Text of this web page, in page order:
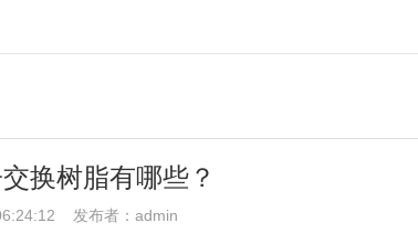
换树脂有哪些？
发布者：admin